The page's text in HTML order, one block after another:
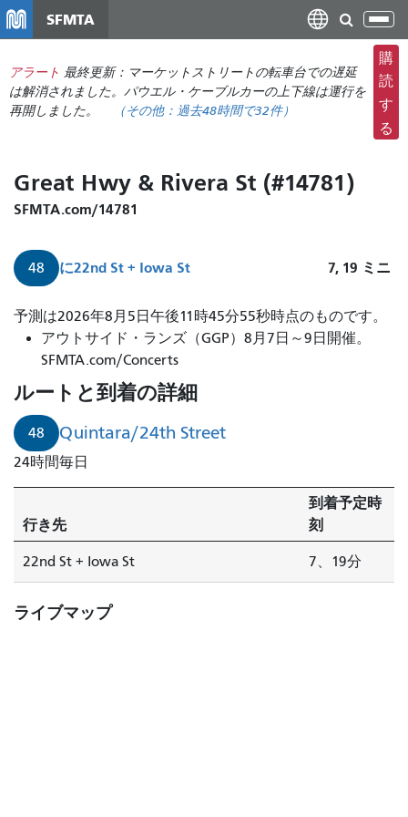
コ
ン
に
SFMTA
ナ
ビ
ゲ
ー
シ
ョ
え
アラート 最終更新：マーケットストリートの転車台での遅延
は解消されました。パウエル・ケーブルカーの上下線は運行を
再開しました。
（その他： 過去48時間で32件）
購
読
す
る
Great Hwy & Rivera St (#14781)
SFMTA.com/14781
48 に22nd St + Iowa St 7, 19 ミニ
予測は2026年8月5日午後11時45分55秒時点のものです。
アウトサイド・ランズ（GGP）8月7日～9日開催。
SFMTA.com/Concerts
ルートと到着の詳細
48 Quintara/24th Street
24時間毎日
行き先
到着予定時
刻
22nd St + Iowa St 7、19分
ライブマップ